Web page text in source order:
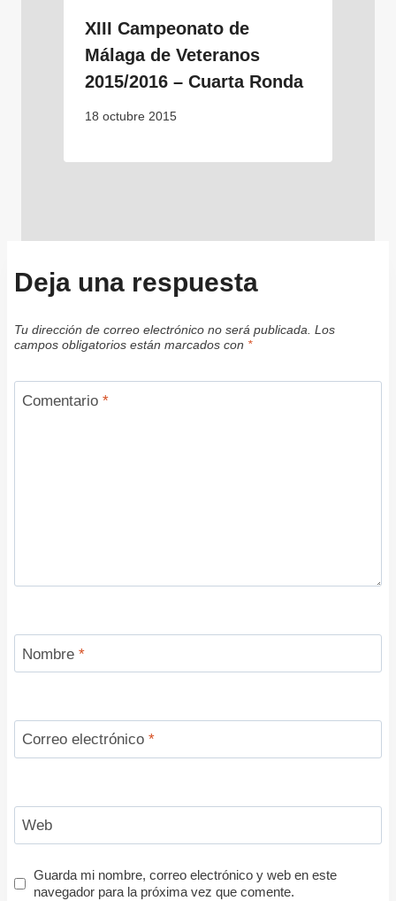
XIII Campeonato de
Málaga de Veteranos
2015/2016 – Cuarta Ronda
18 octubre 2015
Deja una respuesta
Tu dirección de correo electrónico no será publicada. Los
campos obligatorios están marcados con *
Comentario *
Nombre *
Correo electrónico *
Web
Guarda mi nombre, correo electrónico y web en este
navegador para la próxima vez que comente.